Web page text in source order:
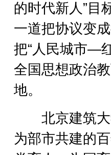
的时代新人”目
一道把协议变
把“人民城市—
全国思想政治
地。
北京建筑大
为部市共建的